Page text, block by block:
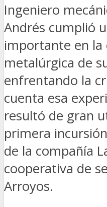
Ingeniero
Andrés cumplió
importante en la
metalúrgica de
enfrentando la
cuenta esa
resultó de gran
primera
de la compañía
cooperativa de
Arroyos.